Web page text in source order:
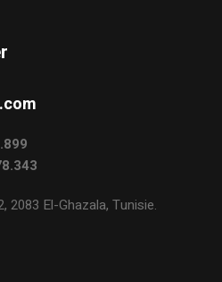
2083 El-Ghazala, Tunisie.